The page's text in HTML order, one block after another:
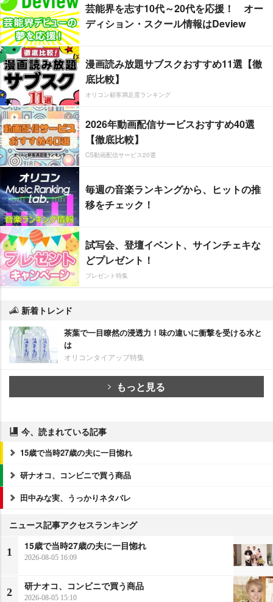
芸能界を志す10代～20代を応援！ オー
ディション・スクール情報はDeview
漫画読み放題サブスクおすすめ11選【徹
底比較】
オリコン顧客満足度ランキング
2026年動画配信サービスおすすめ40選
【徹底比較】
CS動画配信サービス20選
毎週の音楽ランキングから、ヒットの推
移をチェック！
試写会、登壇イベント、サインチェキな
どプレゼント！
プレゼント特集
新着トレンド
茶葉で一目瞭然の浸透力！味の違いに衝撃を受ける水と
は
オリコンタイアップ特集
もっと見る
今、読まれている記事
15歳で当時27歳の夫に一目惚れ
研ナオコ、コンビニで買う商品
田中みな実、うっかりネタバレ
ニュース記事アクセスランキング
1
15歳で当時27歳の夫に一目惚れ
2026-08-05 16:09
2
研ナオコ、コンビニで買う商品
2026-08-05 15:10